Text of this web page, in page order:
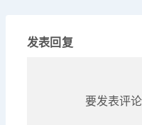
发表回复
要发表评